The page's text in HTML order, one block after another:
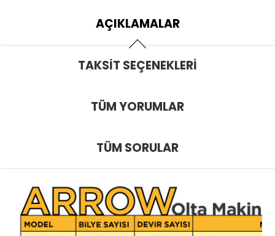
AÇIKLAMALAR
TAKSIT SEÇENEKLERI
TÜM YORUMLAR
TÜM SORULAR